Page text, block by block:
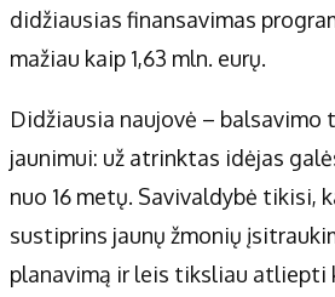
didžiausias finansavimas
mažiau kaip 1,63 mln. eurų.
Didžiausia naujovė – balsavimo
jaunimui: už atrinktas idėjas
nuo 16 metų. Savivaldybė tikisi,
sustiprins jaunų žmonių
planavimą ir leis tiksliau atliepti